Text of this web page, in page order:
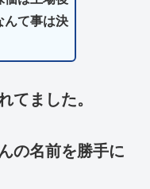
んて事は決
てました。
の名前を勝手に